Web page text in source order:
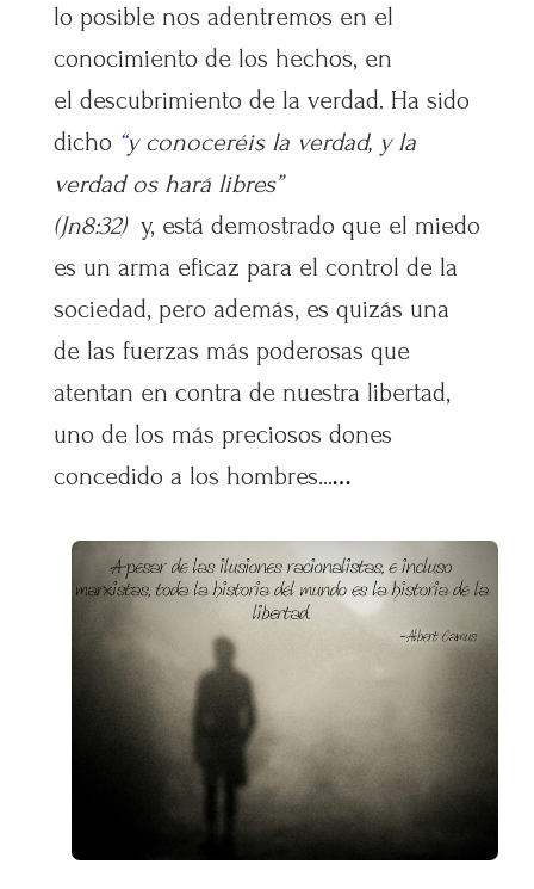
lo posible nos adentremos en el
conocimiento de los hechos, en
el descubrimiento de la verdad. Ha sido
dicho “y conoceréis la verdad, y la
verdad os hará libres”
(Jn8:32)y, está demostrado que el miedo
es un arma eficaz para el control de la
sociedad, pero además, es quizás una
de las fuerzas más poderosas que
atentan en contra de nuestra libertad,
uno de los más preciosos dones
concedido a los hombres……